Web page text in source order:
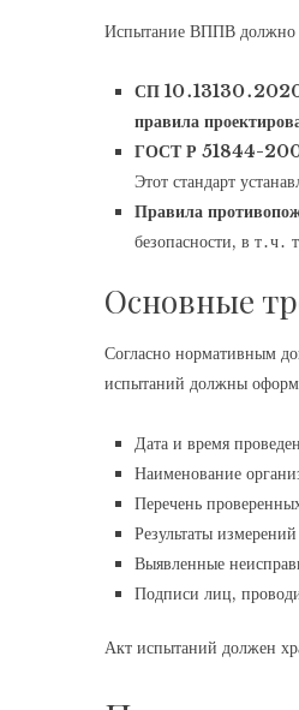
Испытание ВППВ должно
СП 10․13130․2020
правила
ГОСТ Р 51844-2009
Этот стандарт
Правила
безопасности, в
Основные
Согласно нормативным
испытаний должны
Дата и время
Наименование
Перечень
Результаты
Выявленные
Подписи лиц,
Акт испытаний должен